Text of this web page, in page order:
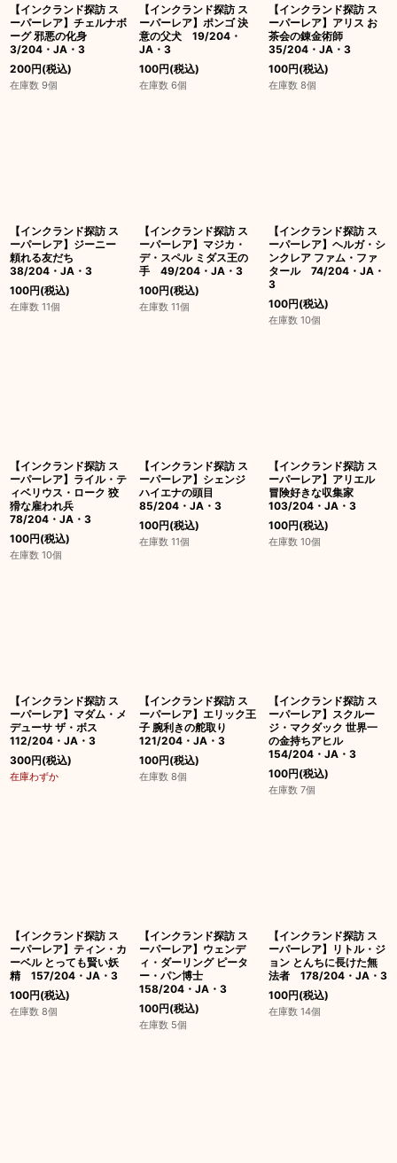
【インクランド探訪 ス
ーパーレア】チェルナボ
ーグ 邪悪の化身
3/204・JA・3
200円(税込)
在庫数 9個
【インクランド探訪 ス
ーパーレア】ポンゴ 決
意の父犬 19/204・
JA・3
100円(税込)
在庫数 6個
【インクランド探訪 ス
ーパーレア】アリス お
茶会の錬金術師
35/204・JA・3
100円(税込)
在庫数 8個
【インクランド探訪 ス
ーパーレア】ジーニー
頼れる友だち
38/204・JA・3
100円(税込)
在庫数 11個
【インクランド探訪 ス
ーパーレア】マジカ・
デ・スペル ミダス王の
手 49/204・JA・3
100円(税込)
在庫数 11個
【インクランド探訪 ス
ーパーレア】ヘルガ・シ
ンクレア ファム・ファ
タール 74/204・JA・
3
100円(税込)
在庫数 10個
【インクランド探訪 ス
ーパーレア】ライル・テ
ィベリウス・ローク 狡
猾な雇われ兵
78/204・JA・3
100円(税込)
在庫数 10個
【インクランド探訪 ス
ーパーレア】シェンジ
ハイエナの頭目
85/204・JA・3
100円(税込)
在庫数 11個
【インクランド探訪 ス
ーパーレア】アリエル
冒険好きな収集家
103/204・JA・3
100円(税込)
在庫数 10個
【インクランド探訪 ス
ーパーレア】マダム・メ
デューサ ザ・ボス
112/204・JA・3
300円(税込)
在庫わずか
【インクランド探訪 ス
ーパーレア】エリック王
子 腕利きの舵取り
121/204・JA・3
100円(税込)
在庫数 8個
【インクランド探訪 ス
ーパーレア】スクルー
ジ・マクダック 世界一
の金持ちアヒル
154/204・JA・3
100円(税込)
在庫数 7個
【インクランド探訪 ス
ーパーレア】ティン・カ
ーベル とっても賢い妖
精 157/204・JA・3
100円(税込)
在庫数 8個
【インクランド探訪 ス
ーパーレア】ウェンデ
ィ・ダーリング ピータ
ー・パン博士
158/204・JA・3
100円(税込)
在庫数 5個
【インクランド探訪 ス
ーパーレア】リトル・ジ
ョン とんちに長けた無
法者 178/204・JA・3
100円(税込)
在庫数 14個